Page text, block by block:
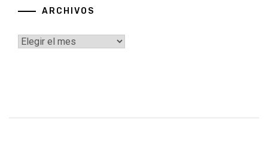
ARCHIVOS
Archivos